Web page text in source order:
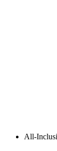
All-